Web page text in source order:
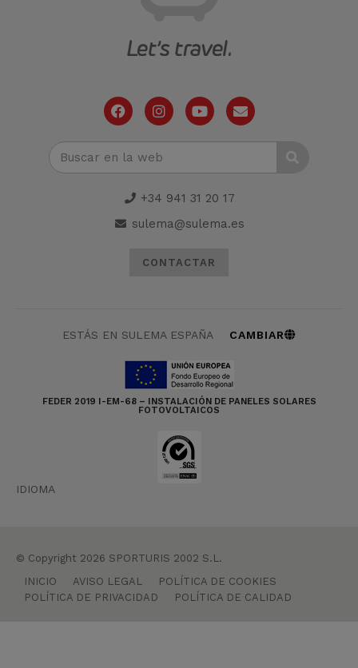
+34 941 31 20 17
sulema@sulema.es
CONTACTAR
ESTÁS EN SULEMA ESPAÑA CAMBIAR
FEDER 2019 I-EM-68 – INSTALACIÓN DE PANELES SOLARES
FOTOVOLTAICOS
IDIOMA
© Copyright 2026 SPORTURIS 2002 S.L.
INICIO
AVISO LEGAL
POLÍTICA DE COOKIES
POLÍTICA DE PRIVACIDAD
POLÍTICA DE CALIDAD